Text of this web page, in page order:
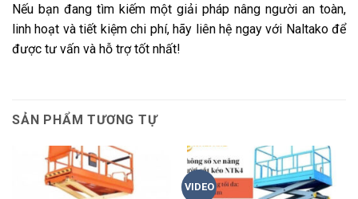
Nếu bạn đang tìm kiếm một giải pháp nâng người an toàn,
linh hoạt và tiết kiệm chi phí, hãy liên hệ ngay với Naltako để
được tư vấn và hỗ trợ tốt nhất!
SẢN PHẨM TƯƠNG TỰ
VIDEO